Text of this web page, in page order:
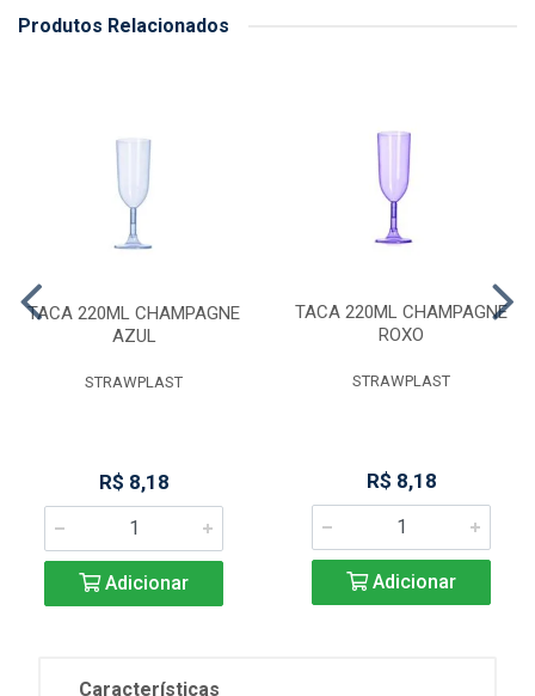
Produtos Relacionados
TACA 220ML CHAMPAGNE
AZUL
STRAWPLAST
R$ 8,18
Adicionar
TACA 220ML CHAMPAGNE
ROXO
STRAWPLAST
R$ 8,18
Adicionar
Características